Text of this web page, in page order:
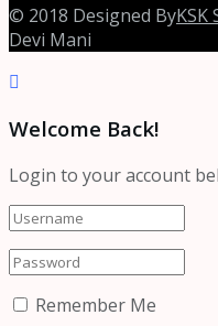
© 2018 Designed ByKSK
Devi Mani
Welcome Back!
Login to your account
Remember Me